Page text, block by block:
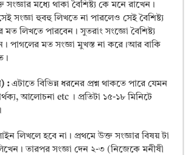
মধ্যে থাকা বৈশিষ্ট্য কে মনে রাখেন।
সংজ্ঞা হুবহু লিখতে না পারলেও সেই বৈশিষ্ট্য
লিখতে পারবেন। সুতরাং সংজ্ঞাে বৈশিষ্ট্য
পাগলের মত সংজ্ঞা মুখস্ত না করে।আর বাকি
:এটাতে বিভিন্ন ধরনের প্রশ্ন থাকতে পারে যেমন
আলোচনা etc । প্রতিটা ১৫-১৮ মিনিটে
লিখলে হবে না। প্রথমে উক্ত সংজ্ঞার বিষয় টা
তারপর সংজ্ঞা দেন ২-৩ (নিজেকে মনীষী